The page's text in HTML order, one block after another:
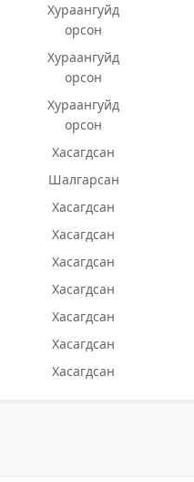
Хураангуйд
орсон
Хураангуйд
орсон
Хураангуйд
орсон
Хасагдсан
Шалгарсан
Хасагдсан
Хасагдсан
Хасагдсан
Хасагдсан
Хасагдсан
Хасагдсан
Хасагдсан